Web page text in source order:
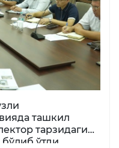
ташкил
тарзидаги
ўтди